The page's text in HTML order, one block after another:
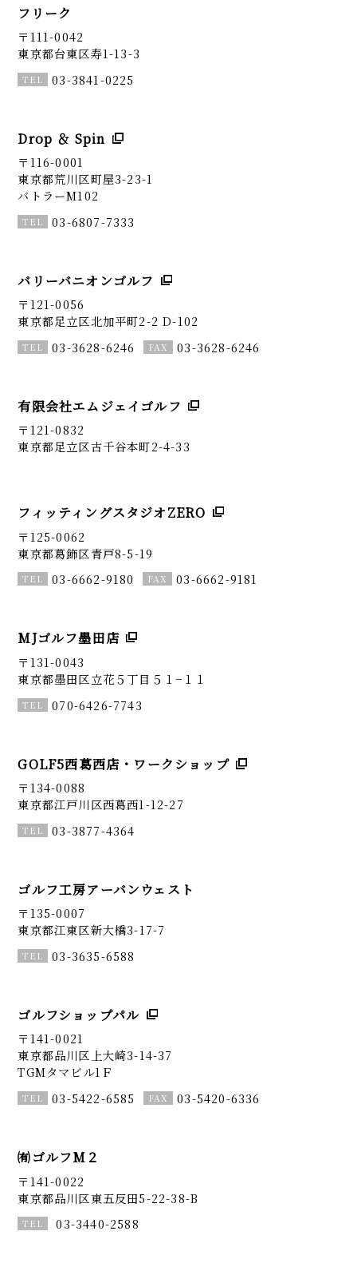
フリーク
〒111-0042
東京都台東区寿1-13-3
03-3841-0225
Drop ＆ Spin
〒116-0001
東京都荒川区町屋3-23-1
バトラーM102
03-6807-7333
バリーバニオンゴルフ
〒121-0056
東京都足立区北加平町2-2 D-102
03-3628-6246
03-3628-6246
有限会社エムジェイゴルフ
〒121-0832
東京都足立区古千谷本町2-4-33
フィッティングスタジオZERO
〒125-0062
東京都葛飾区青戸8-5-19
03-6662-9180
03-6662-9181
MJゴルフ墨田店
〒131-0043
東京都墨田区立花５丁目５１−１１
070-6426-7743
GOLF5西葛西店・ワークショップ
〒134-0088
東京都江戸川区西葛西1-12-27
03-3877-4364
ゴルフ工房アーバンウェスト
〒135-0007
東京都江東区新大橋3-17-7
03-3635-6588
ゴルフショップパル
〒141-0021
東京都品川区上大崎3-14-37
TGMタマビル1Ｆ
03-5422-6585
03-5420-6336
㈲ゴルフM２
〒141-0022
東京都品川区東五反田5-22-38-B
03-3440-2588